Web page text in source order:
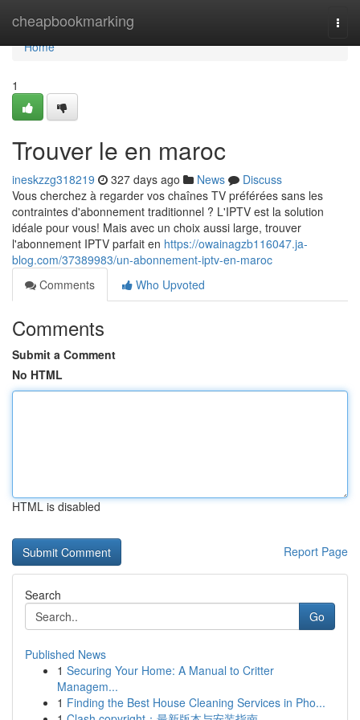
cheapbookmarking
Home
Home
1
Trouver le en maroc
ineskzzg318219 327 days ago News
Discuss
Vous cherchez à regarder vos chaînes TV préférées sans les
contraintes d'abonnement traditionnel ? L'IPTV est la solution
idéale pour vous! Mais avec un choix aussi large, trouver
l'abonnement IPTV parfait en https://owainagzb116047.ja-
blog.com/37389983/un-abonnement-iptv-en-maroc
Comments
Who Upvoted
Comments
Submit a Comment
No HTML
HTML is disabled
Report Page
Search
Go
Published News
1 Securing Your Home: A Manual to Critter
Managem...
1 Finding the Best House Cleaning Services in Pho...